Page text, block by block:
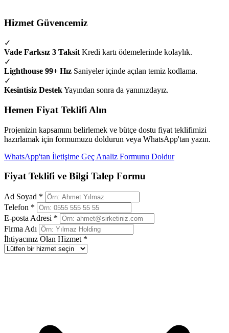
Hizmet Güvencemiz
✓
Vade Farksız 3 Taksit Kredi kartı ödemelerinde kolaylık.
✓
Lighthouse 99+ Hız Saniyeler içinde açılan temiz kodlama.
✓
Kesintisiz DestekYayından sonra da yanınızdayız.
Hemen Fiyat Teklifi Alın
Projenizin kapsamını belirlemek ve bütçe dostu fiyat teklifimizi
hazırlamak için formumuzu doldurun veya WhatsApp'tan yazın.
WhatsApp'tan İletişime Geç Analiz Formunu Doldur
Fiyat Teklifi ve Bilgi Talep Formu
Ad Soyad *
Telefon *
E-posta Adresi *
Firma Adı
İhtiyacınız Olan Hizmet *